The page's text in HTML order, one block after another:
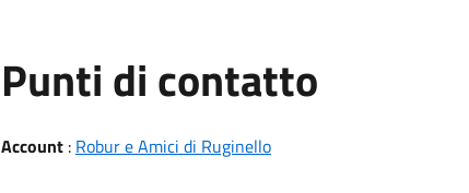
Punti di contatto
Account: Robur e Amici di Ruginello